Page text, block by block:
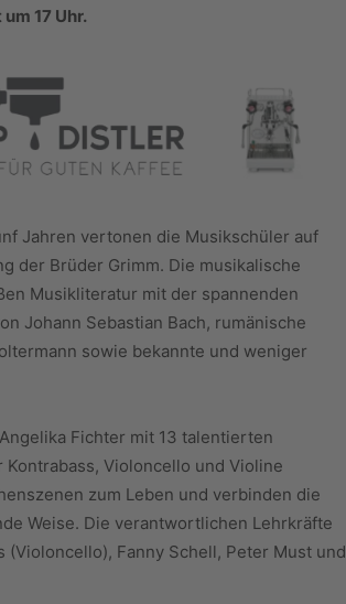
17 Uhr.
Jahren vertonen die Musikschüler auf
der Brüder Grimm. Die musikalische
Musikliteratur mit der spannenden
Johann Sebastian Bach, rumänische
sowie bekannte und weniger
Fichter mit 13 talentierten
Violoncello und Violine
zum Leben und verbinden die
Weise. Die verantwortlichen Lehrkräfte
(Violoncello), Fanny Schell, Peter Must und